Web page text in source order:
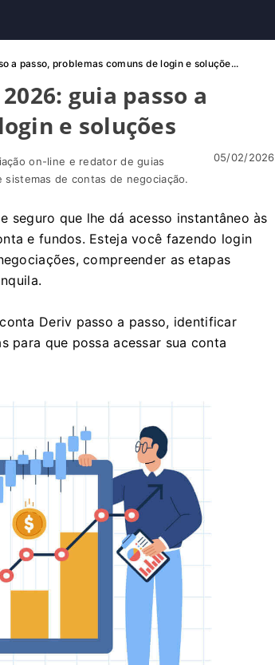
a passo, problemas comuns de login e soluçõe...
guia passo a
e soluções
on-line e redator de guias
de contas de negociação.
05/02/2026
seguro que lhe dá acesso instantâneo às
e fundos. Esteja você fazendo login
compreender as etapas
Deriv passo a passo, identificar
para que possa acessar sua conta